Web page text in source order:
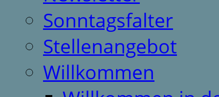
Sonntagsfalter
Stellenangebot
Willkommen